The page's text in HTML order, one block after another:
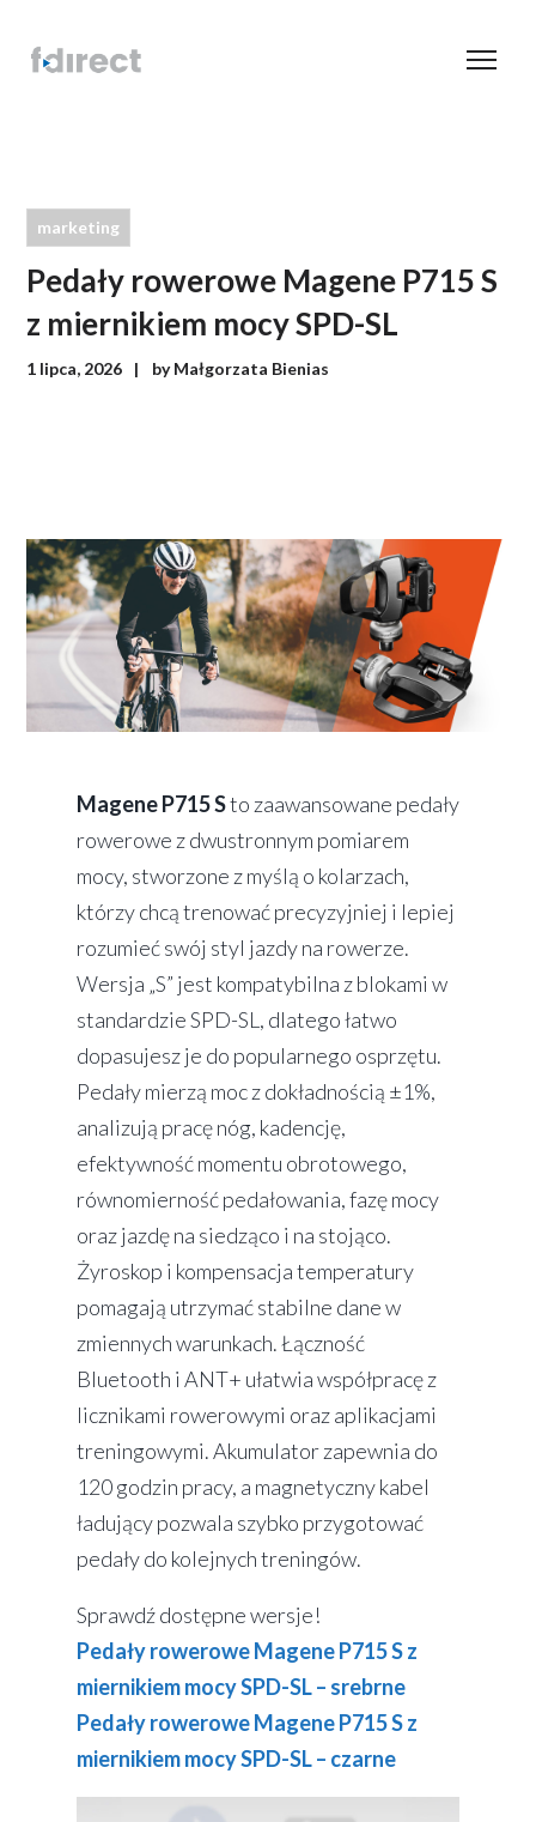
marketing
Pedały rowerowe Magene P715 S
z miernikiem mocy SPD-SL
1 lipca, 2026 byMałgorzata Bienias
Magene P715 Sto zaawansowane pedały
rowerowe z dwustronnym pomiarem
mocy, stworzone z myślą o kolarzach,
którzy chcą trenować precyzyjniej i lepiej
rozumieć swój styl jazdy na rowerze.
Wersja „S” jest kompatybilna z blokami w
standardzie SPD-SL, dlatego łatwo
dopasujesz je do popularnego osprzętu.
Pedały mierzą moc z dokładnością ±1%,
analizują pracę nóg, kadencję,
efektywność momentu obrotowego,
równomierność pedałowania, fazę mocy
oraz jazdę na siedząco i na stojąco.
Żyroskop i kompensacja temperatury
pomagają utrzymać stabilne dane w
zmiennych warunkach. Łączność
Bluetooth i ANT+ ułatwia współpracę z
licznikami rowerowymi oraz aplikacjami
treningowymi. Akumulator zapewnia do
120 godzin pracy, a magnetyczny kabel
ładujący pozwala szybko przygotować
pedały do kolejnych treningów.
Sprawdź dostępne wersje!
Pedały rowerowe Magene P715 S z
miernikiem mocy SPD-SL – srebrne
Pedały rowerowe Magene P715 S z
miernikiem mocy SPD-SL – czarne